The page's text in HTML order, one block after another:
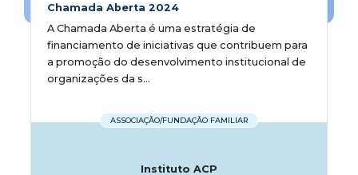
Chamada Aberta 2024
A Chamada Aberta é uma estratégia de
financiamento de iniciativas que contribuem para
a promoção do desenvolvimento institucional de
organizações da s...
ASSOCIAÇÃO/FUNDAÇÃO FAMILIAR
Instituto ACP